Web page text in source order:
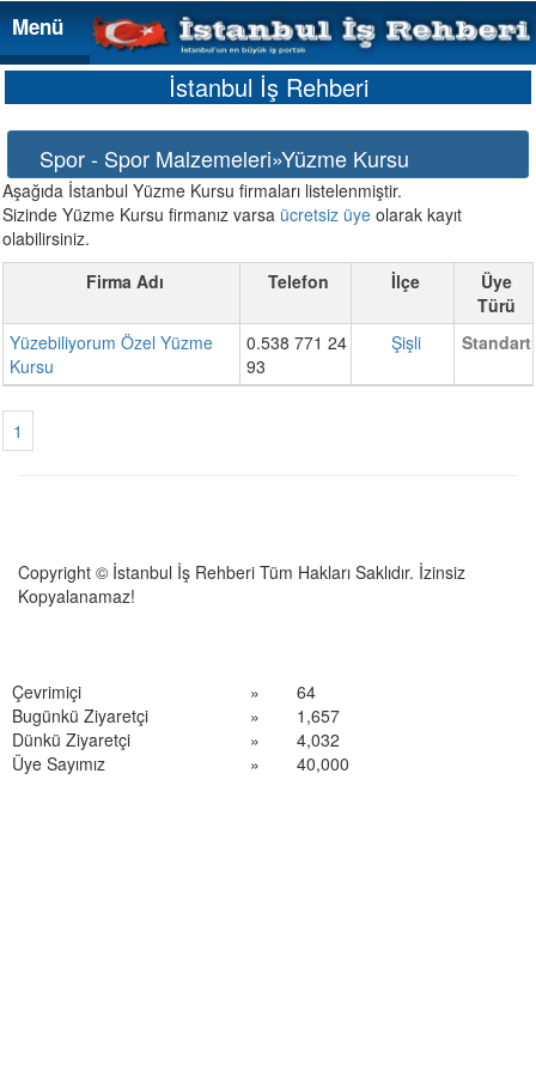
Menü
Menü
İstanbul İş Rehberi
Spor - Spor Malzemeleri»Yüzme Kursu
Aşağıda İstanbul Yüzme Kursu firmaları listelenmiştir.
Sizinde Yüzme Kursu firmanız varsa ücretsiz üye olarak kayıt
olabilirsiniz.
Firma Adı
Telefon İlçe
Üye
Türü
Yüzebiliyorum Özel Yüzme
Kursu
0.538 771 24
93
Şişli Standart
1
Copyright © İstanbul İş Rehberi Tüm Hakları Saklıdır. İzinsiz
Kopyalanamaz!
Çevrimiçi »
64
Bugünkü Ziyaretçi
»
1,657
Dünkü Ziyaretçi
»
4,032
Üye Sayımız
» 40,000